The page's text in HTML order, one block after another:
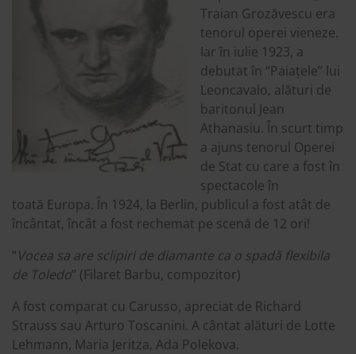
Traian Grozăvescu era
tenorul operei vieneze.
Iar în iulie 1923, a
debutat în “Paiațele” lui
Leoncavalo, alături de
baritonul Jean
Athanasiu. În scurt timp
a ajuns tenorul Operei
de Stat cu care a fost în
spectacole în
toată Europa. În 1924, la Berlin, publicul a fost atât de
încântat, încât a fost rechemat pe scenă de 12 ori!
“Vocea sa are sclipiri de diamante ca o spadă flexibila
de Toledo” (Filaret Barbu, compozitor)
A fost comparat cu Carusso, apreciat de Richard
Strauss sau Arturo Toscanini. A cântat alături de Lotte
Lehmann, Maria Jeritza, Ada Polekova.